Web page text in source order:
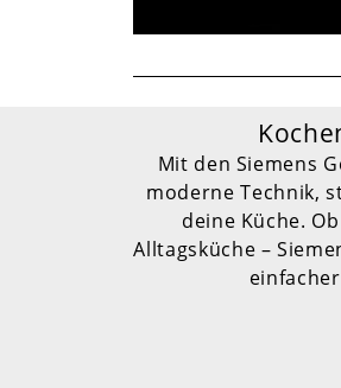
Mit den Siemens
moderne Technik,
deine Küche.
Alltagsküche –